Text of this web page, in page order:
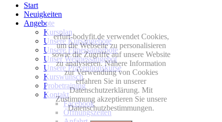
Start
Neuigkeiten
Angebote
Kursplan
Unsere Kursangebote
Unsere Fitnessangebote
Unser Wellnessangebot
Unsere Präventionskurse
Kurswunsch
Probetraining
Kontakt
Facebook
Öffnungszeiten
erfurt-bodyfit.de verwendet Cookies,
um die Webseite zu personalisieren
sowie die Zugriffe auf unsere Website
zu analysieren. Nähere Information
zur Verwendung von Cookies
erfahren Sie in unserer
Datenschutzerklärung. Mit
Zustimmung akzeptieren Sie unsere
Datenschutzbestimmungen.